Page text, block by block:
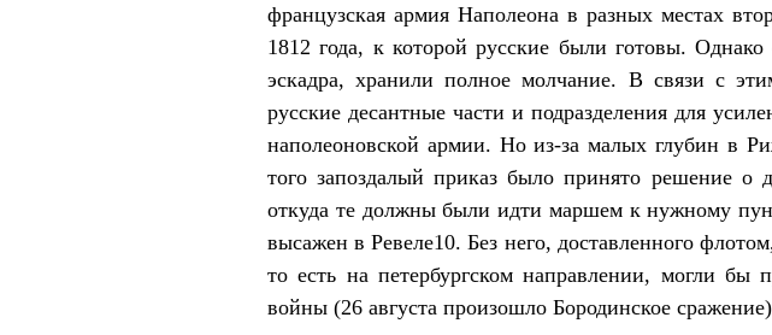
французская армия Наполеона в разных местах
1812 года, к которой русские были готовы.
эскадра, хранили полное молчание. В связи с
русские десантные части и подразделения для
наполеоновской армии. Но из-за малых глубин в
того запоздалый приказ было принято решение
откуда те должны были идти маршем к нужному
высажен в Ревеле10. Без него, доставленного
то есть на петербургском направлении, могли бы
войны (26 августа произошло Бородинское